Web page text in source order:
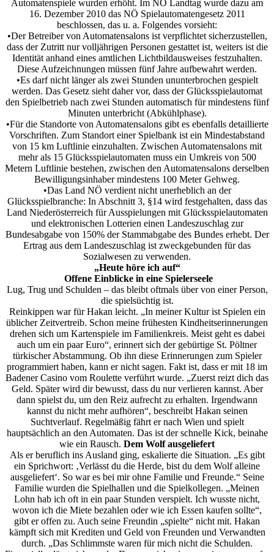
Automatenspiele wurden erhöht. Im NÖ Landtag wurde dazu am
16. Dezember 2010 das NÖ Spielautomatengesetz 2011
beschlossen, das u. a. Folgendes vorsieht:
•Der Betreiber von Automatensalons ist verpflichtet sicherzustellen,
dass der Zutritt nur volljährigen Personen gestattet ist, weiters ist die
Identität anhand eines amtlichen Lichtbildausweises festzuhalten.
Diese Aufzeichnungen müssen fünf Jahre aufbewahrt werden.
•Es darf nicht länger als zwei Stunden ununterbrochen gespielt
werden. Das Gesetz sieht daher vor, dass der Glücksspielautomat
den Spielbetrieb nach zwei Stunden automatisch für mindestens fünf
Minuten unterbricht (Abkühlphase).
•Für die Standorte von Automatensalons gibt es ebenfalls detaillierte
Vorschriften. Zum Standort einer Spielbank ist ein Mindestabstand
von 15 km Luftlinie einzuhalten. Zwischen Automatensalons mit
mehr als 15 Glücksspielautomaten muss ein Umkreis von 500
Metern Luftlinie bestehen, zwischen den Automatensalons derselben
Bewilligungsinhaber mindestens 100 Meter Gehweg.
•Das Land NÖ verdient nicht unerheblich an der
Glücksspielbranche: In Abschnitt 3, §14 wird festgehalten, dass das
Land Niederösterreich für Ausspielungen mit Glücksspielautomaten
und elektronischen Lotterien einen Landeszuschlag zur
Bundesabgabe von 150% der Stammabgabe des Bundes erhebt. Der
Ertrag aus dem Landeszuschlag ist zweckgebunden für das
Sozialwesen zu verwenden.
„Heute höre ich auf“
Offene Einblicke in eine Spielerseele
Lug, Trug und Schulden – das bleibt oftmals über von einer Person,
die spielsüchtig ist.
Reinkippen war für Hakan leicht. „In meiner Kultur ist Spielen ein
üblicher Zeitvertreib. Schon meine frühesten Kindheitserinnerungen
drehen sich um Kartenspiele im Familienkreis. Meist geht es dabei
auch um ein paar Euro“, erinnert sich der gebürtige St. Pöltner
türkischer Abstammung. Ob ihn diese Erinnerungen zum Spieler
programmiert haben, kann er nicht sagen. Fakt ist, dass er mit 18 im
Badener Casino vom Roulette verführt wurde. „Zuerst reizt dich das
Geld. Später wird dir bewusst, dass du nur verlieren kannst. Aber
dann spielst du, um den Reiz aufrecht zu erhalten. Irgendwann
kannst du nicht mehr aufhören“, beschreibt Hakan seinen
Suchtverlauf. Regelmäßig fährt er nach Wien und spielt
hauptsächlich an den Automaten. Das ist der schnelle Kick, beinahe
wie ein Rausch. Dem Wolf ausgeliefert
Als er beruflich ins Ausland ging, eskalierte die Situation. „Es gibt
ein Sprichwort: ‚Verlässt du die Herde, bist du dem Wolf alleine
ausgeliefert‘. So war es bei mir ohne Familie und Freunde.“ Seine
Familie wurden die Spielhallen und die Spielkollegen. „Meinen
Lohn hab ich oft in ein paar Stunden verspielt. Ich wusste nicht,
wovon ich die Miete bezahlen oder wie ich Essen kaufen sollte“,
gibt er offen zu. Auch seine Freundin „spielte“ nicht mit. Hakan
kämpft sich mit Krediten und Geld von Freunden und Verwandten
durch. „Das Schlimmste waren für mich nicht die Schulden.